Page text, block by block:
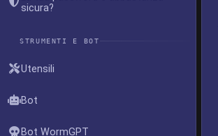
sicura?
STRUMENTI E BOT
Utensili
Bot
Bot WormGPT